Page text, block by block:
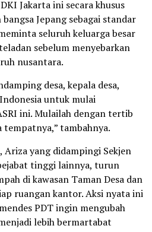
Jakarta ini secara khusus
Jepang sebagai standar
seluruh keluarga besar
sebelum menyebarkan
nusantara.
desa, kepala desa,
untuk mulai
ini. Mulailah dengan tertib
tempatnya,” tambahnya.
Ariza yang didampingi Sekjen
tinggi lainnya, turun
di kawasan Taman Desa dan
ruangan kantor. Aksi nyata ini
PDT ingin mengubah
lebih bermartabat